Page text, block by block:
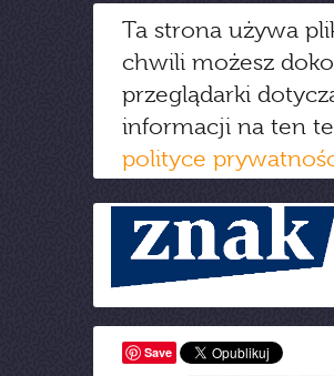
Ta strona używa
chwili możesz
przeglądarki
informacji na ten
polityce
Save